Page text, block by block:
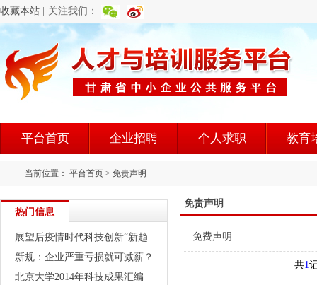
收藏本站 关注我们：
平台首页 企业招聘 个人求职 教育
当前位置： 平台首页 > 免责声明
热门信息
展望后疫情时代科技创新“新趋
势”
新规：企业严重亏损就可减薪？
北京大学2014年科技成果汇编
免责声明
免费声明
共1